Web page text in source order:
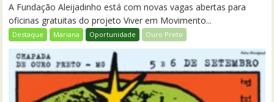
A Fundação Aleijadinho está com novas vagas abertas para
oficinas gratuitas do projeto Viver em Movimento...
Destaque Mariana Oportunidade Ouro Preto